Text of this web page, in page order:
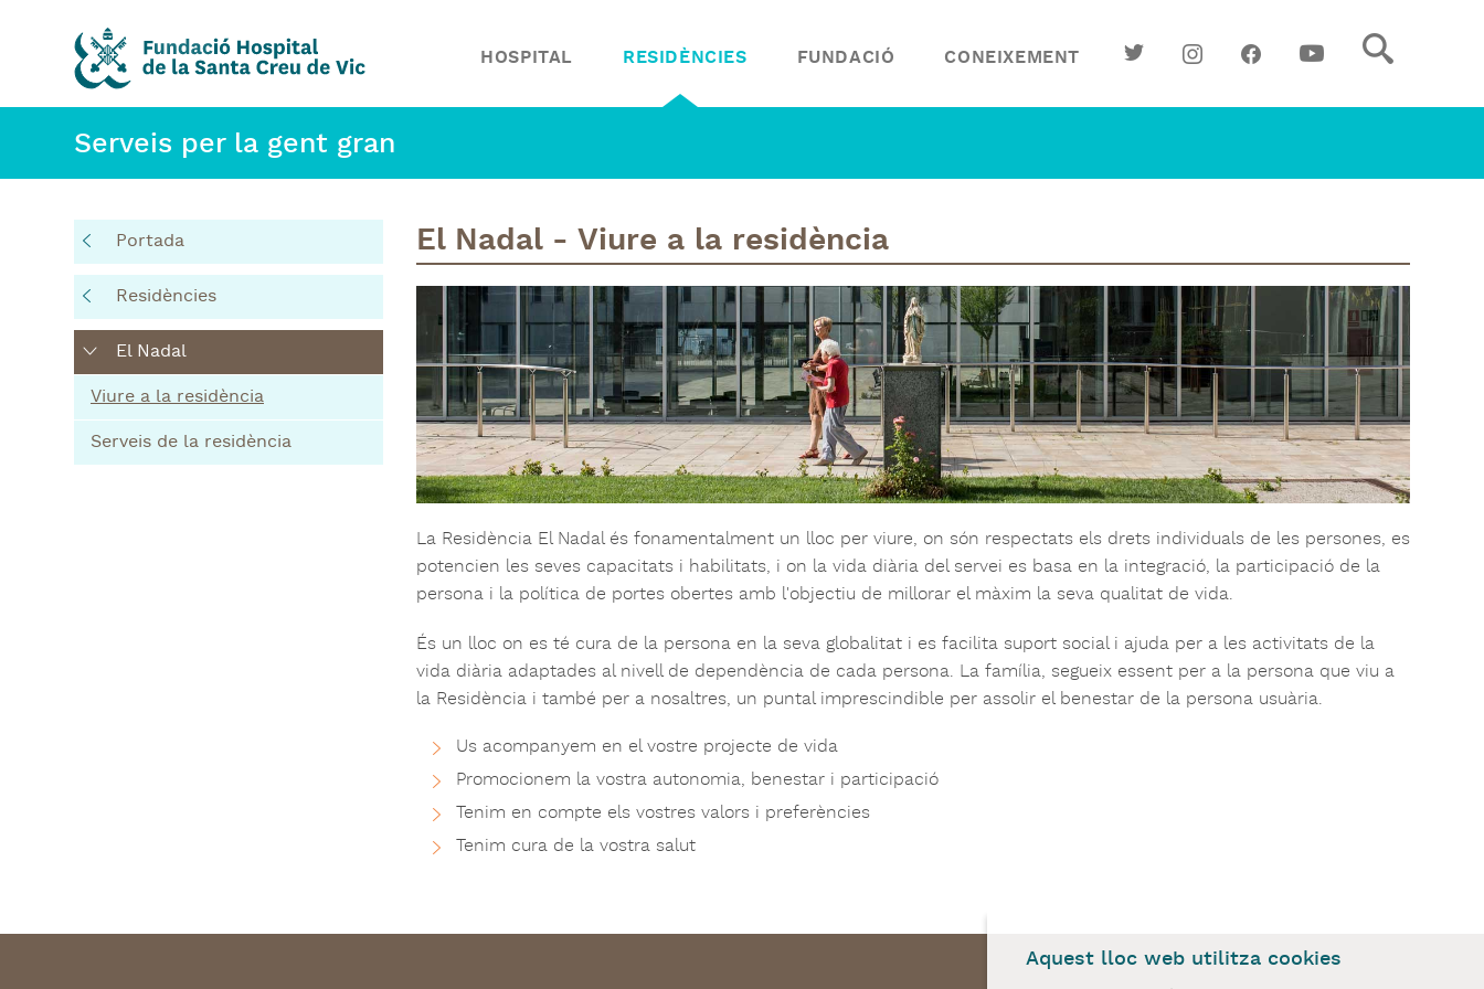
HOSPITAL RESIDÈNCIES FUNDACIÓ CONEIXEMENT
Serveis per la gent gran
Portada
Residències
El Nadal
Viure a la residència
Serveis de la residència
El Nadal - Viure a la residència
La Residència El Nadal és fonamentalment un lloc per viure, on són respectats els drets individuals de les persones, es
potencien les seves capacitats i habilitats, i on la vida diària del servei es basa en la integració, la participació de la
persona i la política de portes obertes amb l'objectiu de millorar el màxim la seva qualitat de vida.
És un lloc on es té cura de la persona en la seva globalitat i es facilita suport social i ajuda per a les activitats de la
vida diària adaptades al nivell de dependència de cada persona. La família, segueix essent per a la persona que viu a
la Residència i també per a nosaltres, un puntal imprescindible per assolir el benestar de la persona usuària.
Us acompanyem en el vostre projecte de vida
Promocionem la vostra autonomia, benestar i participació
Tenim en compte els vostres valors i preferències
Tenim cura de la vostra salut
Aquest lloc web utilitza cookies